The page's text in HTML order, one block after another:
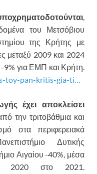
,
του Μετσόβιου
της Κρήτης με
μεταξύ 2009 και 2024
9% για ΕΜΠ και Κρήτη.
toy-pan-kritis-gia-ti…
έχει αποκλείσει
την τριτοβάθμια και
στα περιφερειακά
Δυτικής
Αιγαίου -40%, μέσα
2020 στο 2021.